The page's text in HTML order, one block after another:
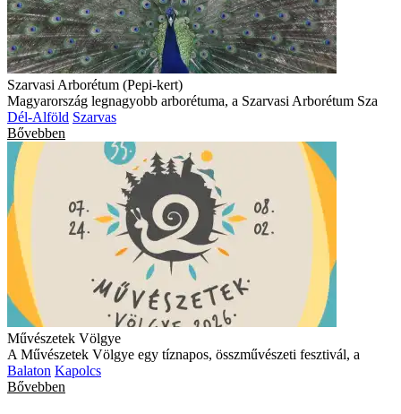
Szarvasi Arborétum (Pepi-kert)
Magyarország legnagyobb arborétuma, a Szarvasi Arborétum Sza
Dél-Alföld Szarvas
Bővebben
Művészetek Völgye
A Művészetek Völgye egy tíznapos, összművészeti fesztivál, a
Balaton Kapolcs
Bővebben